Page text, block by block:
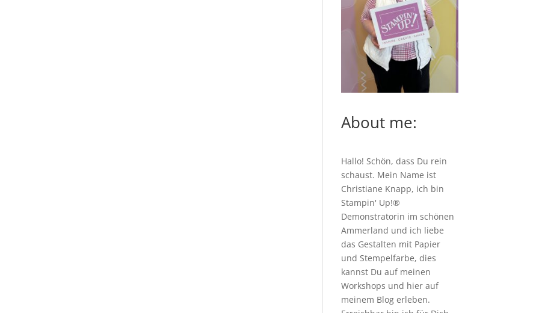
About me:
Hallo! Schön, dass Du rein
schaust. Mein Name ist
Christiane Knapp, ich bin
Stampin' Up!®
Demonstratorin im schönen
Ammerland und ich liebe
das Gestalten mit Papier
und Stempelfarbe, dies
kannst Du auf meinen
Workshops und hier auf
meinem Blog erleben.